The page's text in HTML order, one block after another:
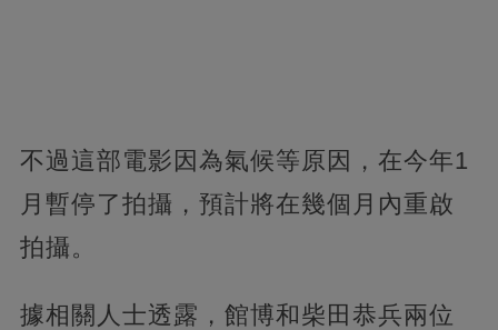
不過這部電影因為氣候等原因，在今年1
月暫停了拍攝，預計將在幾個月內重啟
拍攝。
據相關人士透露，館博和柴田恭兵兩位